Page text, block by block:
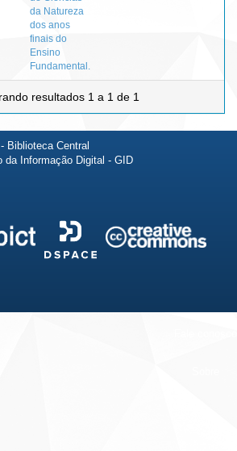
da Natureza
dos anos
finais do
Ensino
Fundamental.
resultados 1 a 1 de 1
Biblioteca Central
da Informação Digital - GID